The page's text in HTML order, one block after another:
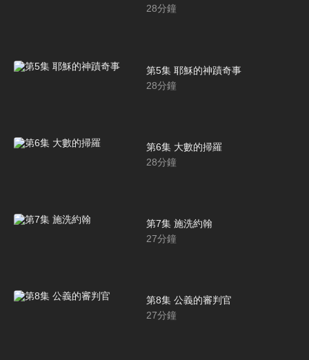
28分鐘
第5集 耶穌的神蹟奇事
28分鐘
第6集 大數的掃羅
28分鐘
第7集 施洗約翰
27分鐘
第8集 公義的審判官
27分鐘